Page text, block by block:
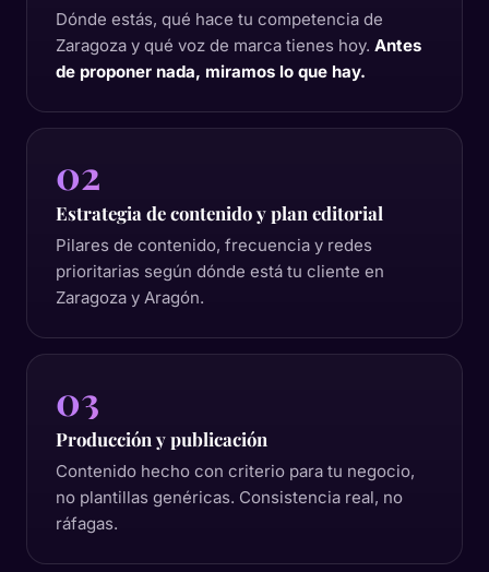
Dónde estás, qué hace tu competencia de
Zaragoza y qué voz de marca tienes hoy. Antes
de proponer nada, miramos lo que hay.
02
Estrategia de contenido y plan editorial
Pilares de contenido, frecuencia y redes
prioritarias según dónde está tu cliente en
Zaragoza y Aragón.
03
Producción y publicación
Contenido hecho con criterio para tu negocio,
no plantillas genéricas. Consistencia real, no
ráfagas.